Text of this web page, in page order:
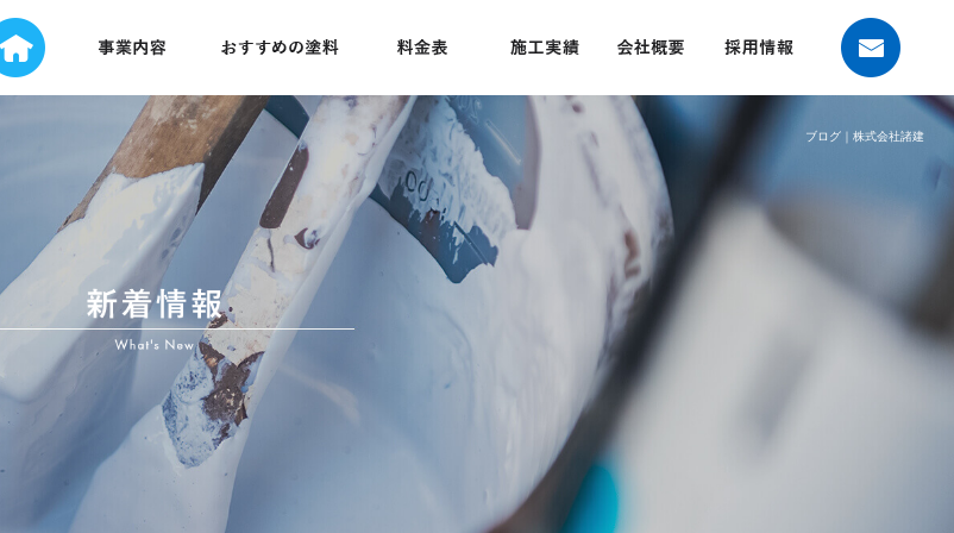
ブログ｜株式会社諸建